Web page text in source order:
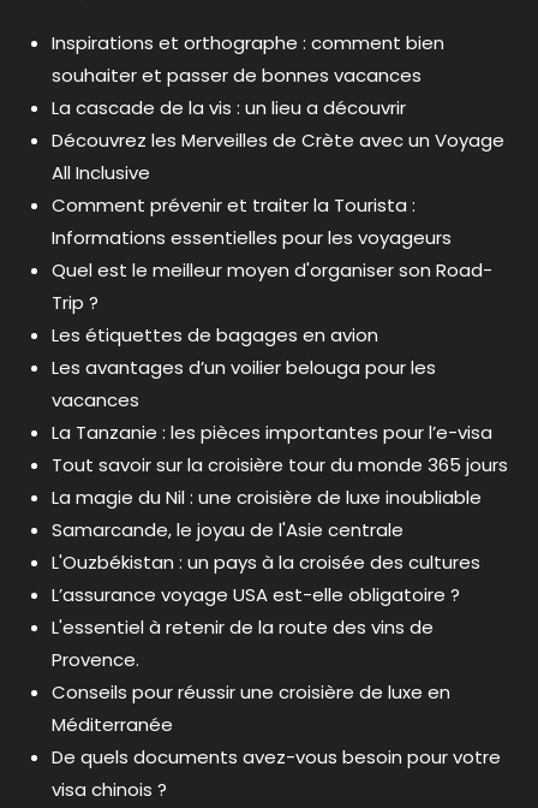
Inspirations et orthographe : comment bien
souhaiter et passer de bonnes vacances
La cascade de la vis : un lieu a découvrir
Découvrez les Merveilles de Crète avec un Voyage
All Inclusive
Comment prévenir et traiter la Tourista :
Informations essentielles pour les voyageurs
Quel est le meilleur moyen d'organiser son Road-
Trip ?
Les étiquettes de bagages en avion
Les avantages d’un voilier belouga pour les
vacances
La Tanzanie : les pièces importantes pour l’e-visa
Tout savoir sur la croisière tour du monde 365 jours
La magie du Nil : une croisière de luxe inoubliable
Samarcande, le joyau de l'Asie centrale
L'Ouzbékistan : un pays à la croisée des cultures
L’assurance voyage USA est-elle obligatoire ?
L'essentiel à retenir de la route des vins de
Provence.
Conseils pour réussir une croisière de luxe en
Méditerranée
De quels documents avez-vous besoin pour votre
visa chinois ?